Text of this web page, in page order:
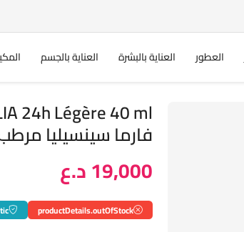
العطور العناية بالبشرة العناية بالجسم
فارما سينسيليا
19,000 د.ع
productDetails.outOfStock